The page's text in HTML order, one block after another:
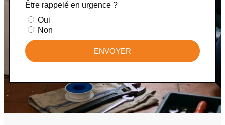
Être rappelé en urgence ?
Oui
Non
ENVOYER